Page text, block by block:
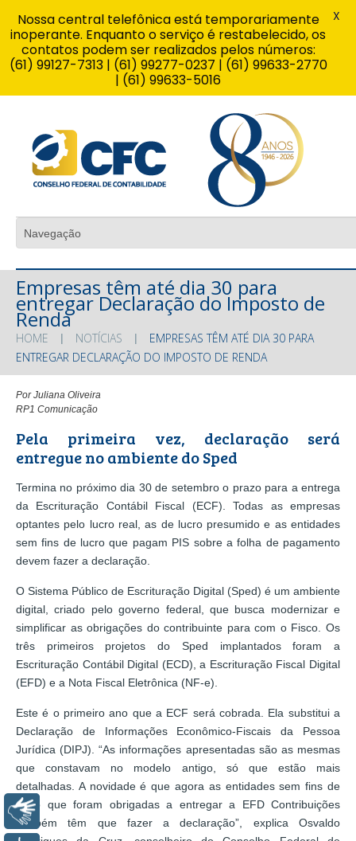
Empresas têm até dia 30 para
entregar Declaração do Imposto de
Renda
HOME NOTÍCIAS
EMPRESAS TÊM ATÉ DIA 30 PARA
ENTREGAR DECLARAÇÃO DO IMPOSTO DE RENDA
Por Juliana Oliveira
RP1 Comunicação
Pela primeira vez, declaração será
entregue no ambiente do Sped
Termina no próximo dia 30 de setembro o prazo para a entrega
da Escrituração Contábil Fiscal (ECF). Todas as empresas
optantes pelo lucro real, as de lucro presumido e as entidades
sem fins de lucro que pagam PIS sobre a folha de pagamento
devem fazer a declaração.
O Sistema Público de Escrituração Digital (Sped) é um ambiente
digital, criado pelo governo federal, que busca modernizar e
simplificar as obrigações do contribuinte para com o Fisco. Os
três primeiros projetos do Sped implantados foram a
Escrituração Contábil Digital (ECD), a Escrituração Fiscal Digital
(EFD) e a Nota Fiscal Eletrônica (NF-e).
Este é o primeiro ano que a ECF será cobrada. Ela substitui a
Declaração de Informações Econômico-Fiscais da Pessoa
Jurídica (DIPJ). “As informações apresentadas são as mesmas
que constavam no modelo antigo, só que estão mais
detalhadas. A novidade é que agora as entidades sem fins de
lucro que foram obrigadas a entregar a EFD Contribuições
também têm que fazer a declaração”, explica Osvaldo
Nossa central telefônica está temporariamente
inoperante. Enquanto o serviço é restabelecido, os
contatos podem ser realizados pelos números:
(61) 99127-7313 | (61) 99277-0237 | (61) 99633-2770
| (61) 99633-5016
X
Libras